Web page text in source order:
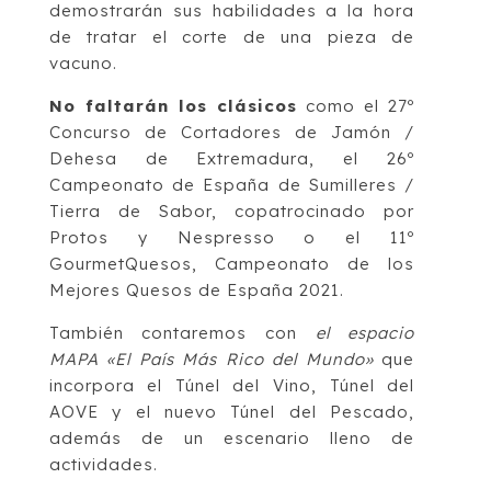
demostrarán sus habilidades a la hora
de tratar el corte de una pieza de
vacuno.
No faltarán los clásicos como el 27º
Concurso de Cortadores de Jamón /
Dehesa de Extremadura, el 26º
Campeonato de España de Sumilleres /
Tierra de Sabor, copatrocinado por
Protos y Nespresso o el 11º
GourmetQuesos, Campeonato de los
Mejores Quesos de España 2021.
También contaremos con el espacio
MAPA «El País Más Rico del Mundo»que
incorpora el Túnel del Vino, Túnel del
AOVE y el nuevo Túnel del Pescado,
además de un escenario lleno de
actividades.